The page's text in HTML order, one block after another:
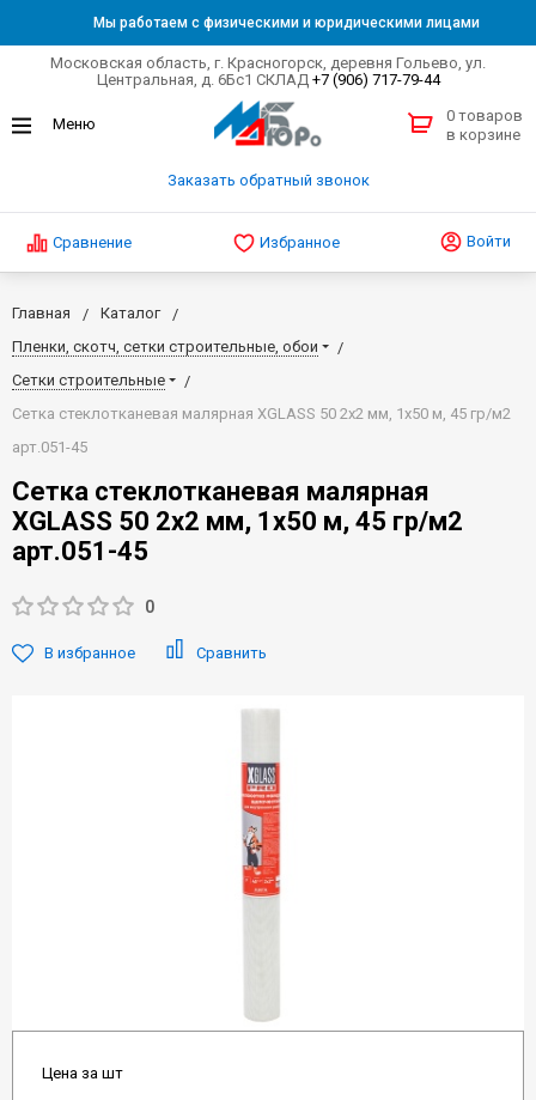
Мы работаем с физическими и юридическими лицами
Московская область, г. Красногорск, деревня Гольево, ул.
Центральная, д. 6Бс1 СКЛАД +7 (906) 717-79-44
Заказать обратный звонок
0 товаров
в корзине
Сравнение Избранное Войти
Главная
Каталог
Пленки, скотч, сетки строительные, обои
Сетки строительные
Сетка стеклотканевая малярная XGLASS 50 2х2 мм, 1х50 м, 45 гр/м2
арт.051-45
Сетка стеклотканевая малярная
XGLASS 50 2х2 мм, 1х50 м, 45 гр/м2
арт.051-45
0
В избранное Сравнить
Цена за шт